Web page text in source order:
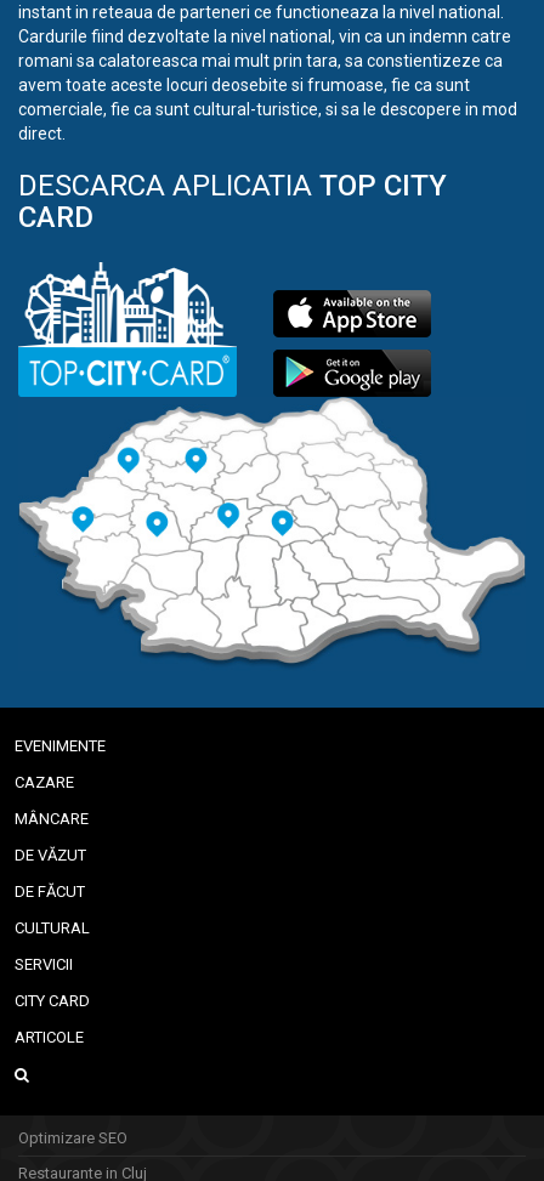
instant in reteaua de parteneri ce functioneaza la nivel national.
Cardurile fiind dezvoltate la nivel national, vin ca un indemn catre
romani sa calatoreasca mai mult prin tara, sa constientizeze ca
avem toate aceste locuri deosebite si frumoase, fie ca sunt
comerciale, fie ca sunt cultural-turistice, si sa le descopere in mod
direct.
DESCARCA APLICATIA TOP CITY
CARD
EVENIMENTE
CAZARE
MÂNCARE
DE VĂZUT
DE FĂCUT
CULTURAL
SERVICII
CITY CARD
ARTICOLE
Optimizare SEO
Restaurante in Cluj